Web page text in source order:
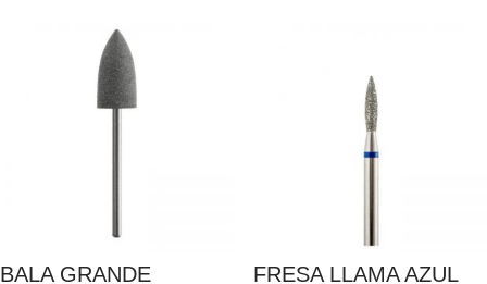
BALA GRANDE
FRESA LLAMA AZUL